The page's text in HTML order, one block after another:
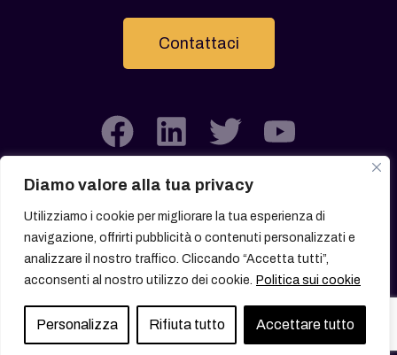
Diamo valore alla tua privacy
Utilizziamo i cookie per migliorare la tua esperienza di
navigazione, offrirti pubblicità o contenuti personalizzati e
analizzare il nostro traffico. Cliccando “Accetta tutti”,
acconsenti al nostro utilizzo dei cookie. Politica sui cookie
Personalizza Rifiuta tutto Accettare tutto
Contattaci
© 2026 All rights reserved